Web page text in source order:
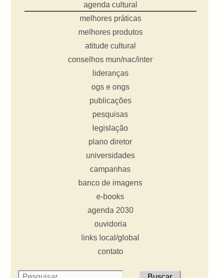
agenda cultural
melhores práticas
melhores produtos
atitude cultural
conselhos mun/nac/inter
lideranças
ogs e ongs
publicações
pesquisas
legislação
plano diretor
universidades
campanhas
banco de imagens
e-books
agenda 2030
ouvidoria
links local/global
contato